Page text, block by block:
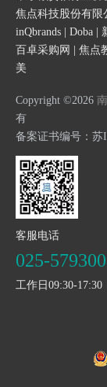
焦点科技股份有限
inQbrands
Doba
百卓采购网
焦点
美
Copyright ©2026
有
备案证书编号： 苏
客服电话
025-
工作日09:30-17:30